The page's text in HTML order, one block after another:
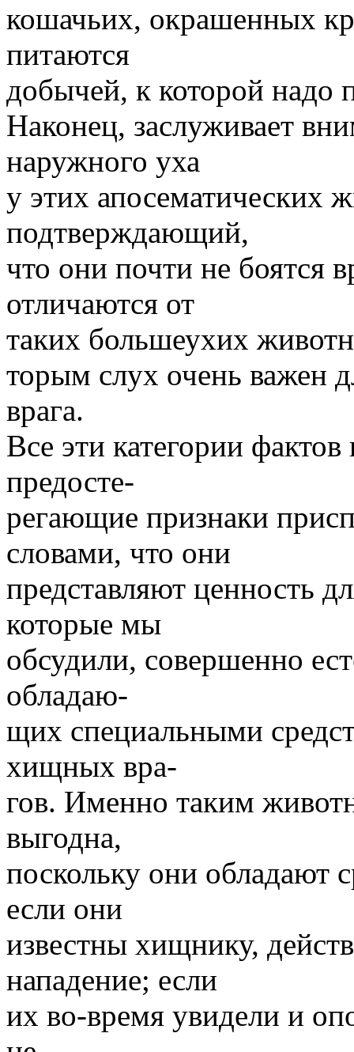
кошачьих, окрашенных
питаются
добычей, к которой надо
Наконец, заслуживает
наружного уха
у этих апосематических
подтверждающий,
что они почти не боятся
отличаются от
таких большеухих
торым слух очень важен
врага.
Все эти категории
предосте-
регающие признаки
словами, что они
представляют ценность
которые мы
обсудили, совершенно
обладаю-
щих специальными
хищных вра-
гов. Именно таким
выгодна,
поскольку они обладают
если они
известны хищнику,
нападение; если
их во-время увидели и